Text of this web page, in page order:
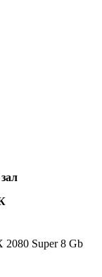
Super 8 Gb